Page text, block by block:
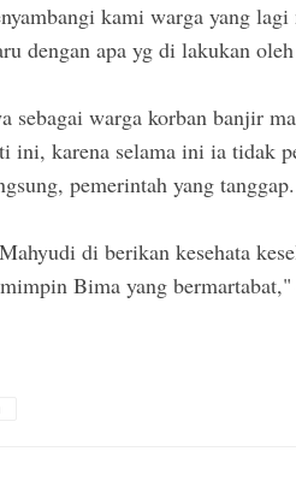
kami warga yang lagi
dengan apa yg di lakukan
sebagai warga korban banjir
ini, karena selama ini ia tidak
pemerintah yang tanggap.
di berikan kesehata
Bima yang bermartabat,"